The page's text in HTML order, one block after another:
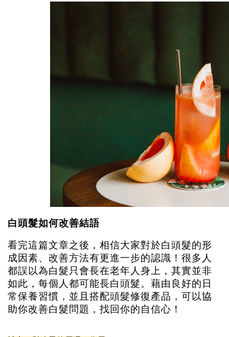
白頭髮如何改善結語
看完這篇文章之後，相信大家對於白頭髮的形
成因素、改善方法有更進一步的認識！很多人
都誤以為白髮只會長在老年人身上，其實並非
如此，每個人都可能長白頭髮。藉由良好的日
常保養習慣，並且搭配頭髮修復產品，可以協
助你改善白髮問題，找回你的自信心！